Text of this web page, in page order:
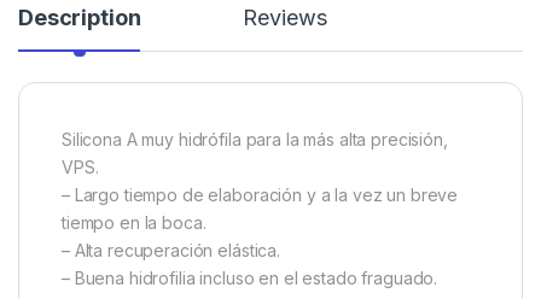
Description Reviews
Silicona A muy hidrófila para la más alta precisión,
VPS.
– Largo tiempo de elaboración y a la vez un breve
tiempo en la boca.
– Alta recuperación elástica.
– Buena hidrofilia incluso en el estado fraguado.